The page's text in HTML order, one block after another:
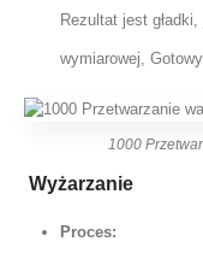
Rezultat jest
wymiarowej,
1000
Wyżarzanie
Proces: